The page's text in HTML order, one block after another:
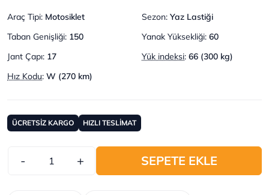
Araç Tipi: Motosiklet Sezon: Yaz Lastiği
Taban Genişliği: 150 Yanak Yüksekliği: 60
Jant Çapı: 17 Yük indeksi: 66 (300 kg)
Hız Kodu: W (270 km)
ÜCRETSİZ KARGO HIZLI TESLİMAT
- + SEPETE EKLE